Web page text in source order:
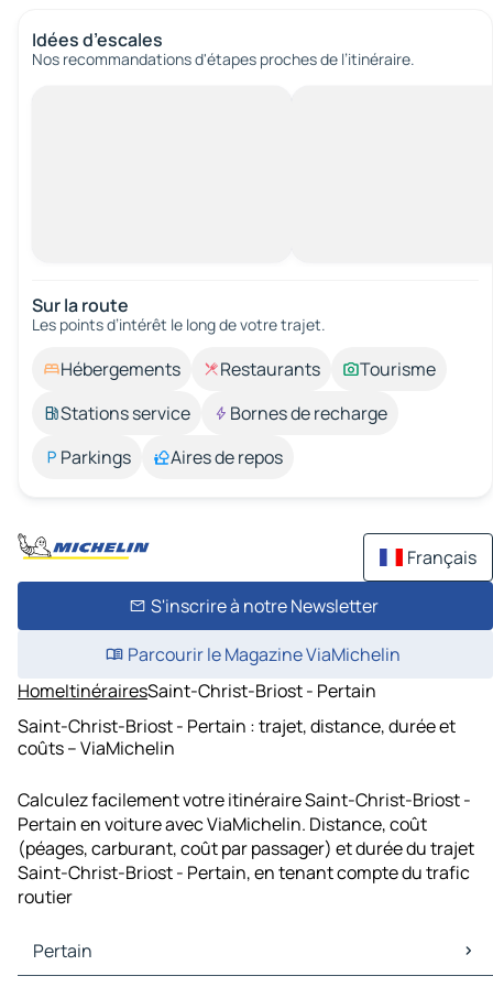
Idées d’escales
Nos recommandations d'étapes proches de l’itinéraire.
Sur la route
Les points d’intérêt le long de votre trajet.
Hébergements Restaurants
Tourisme
Stations service
Bornes de recharge
Parkings
Aires de repos
Français
S'inscrire à notre Newsletter
Parcourir le Magazine ViaMichelin
HomeItinérairesSaint-Christ-Briost - Pertain
Saint-Christ-Briost - Pertain : trajet, distance, durée et
coûts – ViaMichelin
Calculez facilement votre itinéraire Saint-Christ-Briost -
Pertain en voiture avec ViaMichelin. Distance, coût
(péages, carburant, coût par passager) et durée du trajet
Saint-Christ-Briost - Pertain, en tenant compte du trafic
routier
Pertain